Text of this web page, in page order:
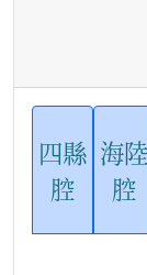
四縣
腔
海陸
腔